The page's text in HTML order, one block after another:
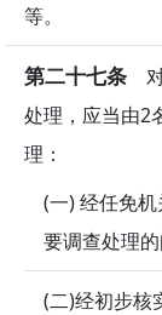
等。
第二十七条
处理，应当由2
理：
(一) 经任免
要调查处理
(二)经初步核